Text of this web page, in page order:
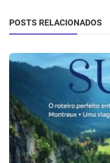
POSTS RELACIONADOS